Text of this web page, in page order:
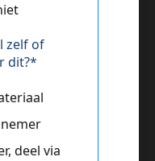
zelf of
dit?*
deel via